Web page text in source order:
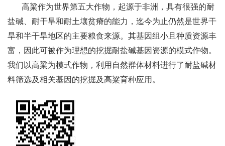
高粱作为世界第五大作物，起源于非洲，具有很强的耐
盐碱、耐干旱和耐土壤贫瘠的能力，迄今为止仍然是世界干
旱和半干旱地区的主要粮食来源。其基因组小且种质资源丰
富，因此可被作为理想的挖掘耐盐碱基因资源的模式作物。
我们以高粱为模式作物，利用自然群体材料进行了耐盐碱材
料筛选及相关基因的挖掘及高粱育种应用。